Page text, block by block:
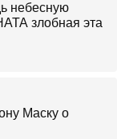
небесную
злобная эта
Маску о